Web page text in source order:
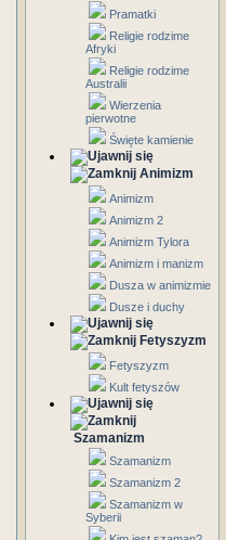
Pramatki
Religie rodzime
Afryki
Religie rodzime
Australii
Wierzenia
pierwotne
Święte kamienie
Animizm
Animizm
Animizm 2
Animizm Tylora
Animizm i manizm
Dusza w animizmie
Dusze i duchy
Fetyszyzm
Fetyszyzm
Kult fetyszów
Szamanizm
Szamanizm
Szamanizm 2
Szamanizm w
Syberii